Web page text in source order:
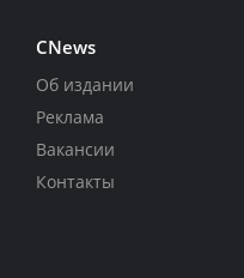
CNews
Об издании
Реклама
Вакансии
Контакты